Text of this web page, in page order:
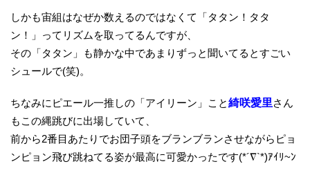
しかも宙組はなぜか数えるのではなくて「タタン！タタ
ン！」ってリズムを取ってるんですが、
その「タタン」も静かな中であまりずっと聞いてるとすごい
シュールで(笑)。
ちなみにピエール一推しの「アイリーン」こと綺咲愛里さん
もこの縄跳びに出場していて、
前から2番目あたりでお団子頭をブランブランさせながらピョ
ンピョン飛び跳ねてる姿が最高に可愛かったです(*´∇`*)ｱｲﾘ~ﾝ